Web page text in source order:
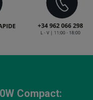
Compact: